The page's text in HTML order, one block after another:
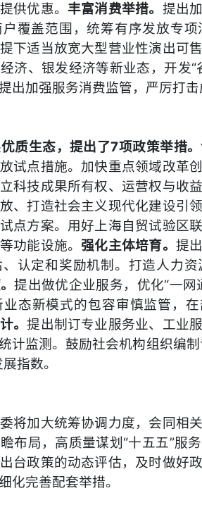
供优惠。 丰富消费举措。 提出
覆盖范围，统筹有序发放专
下适当放宽大型营业性演出可
济、银发经济等新业态，开发
出加强服务消费监管，严厉打击
质生态，提出了7项政策举措。
试点措施。加快重点领域改革
科技成果所有权、运营权与收
、打造社会主义现代化建设引
点方案。用好上海自贸试验区
功能设施。 强化主体培育。 提
认定和奖励机制。打造人力
提出做优企业服务，优化“一
态新模式的包容审慎监管，
。提出制订专业服务业、工业
计监测。鼓励社会机构组织编
指数。
将加大统筹协调力度，会同相
布局，高质量谋划“十五五”服
台政策的动态评估，及时做好
化完善配套举措。